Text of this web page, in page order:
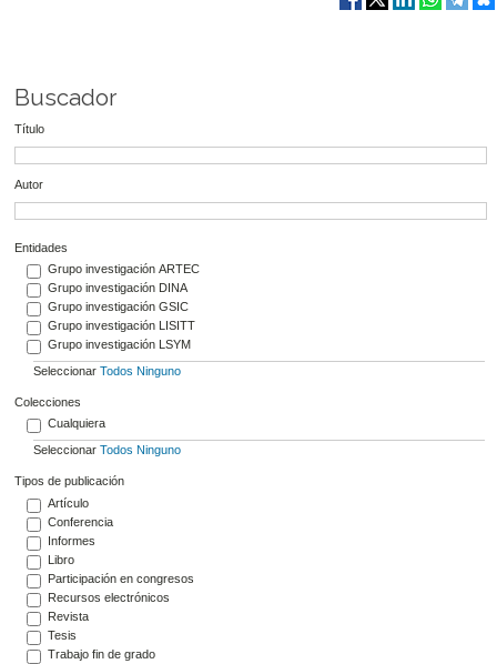
Buscador
Título
Autor
Entidades
Grupo investigación ARTEC
Grupo investigación DINA
Grupo investigación GSIC
Grupo investigación LISITT
Grupo investigación LSYM
Seleccionar Todos Ninguno
Colecciones
Cualquiera
Seleccionar Todos Ninguno
Tipos de publicación
Artículo
Conferencia
Informes
Libro
Participación en congresos
Recursos electrónicos
Revista
Tesis
Trabajo fin de grado